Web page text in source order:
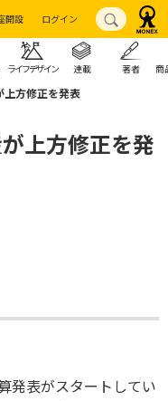
開設 ログイン
ライフデザイン 連載 著者 商
上方修正を発表
上方修正を発
発表がスタートしてい